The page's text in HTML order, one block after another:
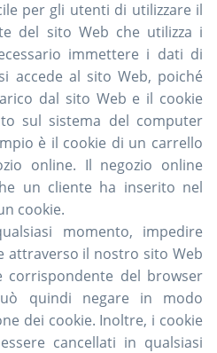
per gli utenti di utilizzare il
del sito Web che utilizza i
immettere i dati di
accede al sito Web, poiché
dal sito Web e il cookie
sul sistema del computer
è il cookie di un carrello
online. Il negozio online
un cliente ha inserito nel
cookie.
momento, impedire
attraverso il nostro sito Web
corrispondente del browser
quindi negare in modo
dei cookie. Inoltre, i cookie
cancellati in qualsiasi